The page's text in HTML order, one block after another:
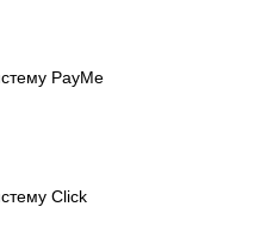
PayMe
Click